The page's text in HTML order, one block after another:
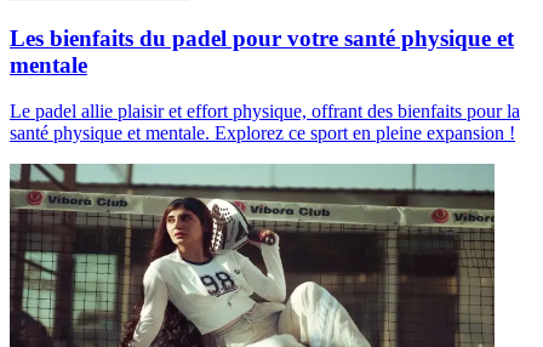
Les bienfaits du padel pour votre santé physique et
mentale
Le padel allie plaisir et effort physique, offrant des bienfaits pour la
santé physique et mentale. Explorez ce sport en pleine expansion !